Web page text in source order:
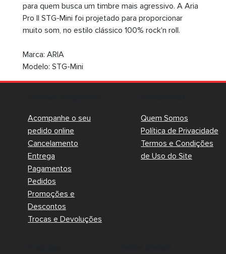
para quem busca um timbre mais agressivo. A Aria
Pro II STG-Mini foi projetado para proporcionar
muito som, no estilo clássico 100% rock'n roll.
Marca: ARIA
Modelo: STG-Mini
Acompanhe o seu
pedido online
Cancelamento
Entrega
Pagamentos
Pedidos
Promoções e
Descontos
Trocas e Devoluções
Quem Somos
Política de Privacidade
Termos e Condições
de Uso do Site